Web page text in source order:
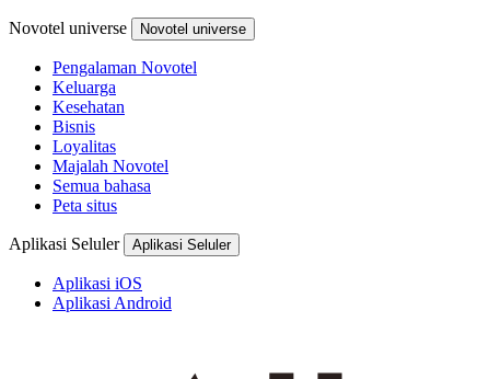
Novotel universe Novotel universe
Pengalaman Novotel
Keluarga
Kesehatan
Bisnis
Loyalitas
Majalah Novotel
Semua bahasa
Peta situs
Aplikasi Seluler Aplikasi Seluler
Aplikasi iOS
Aplikasi Android